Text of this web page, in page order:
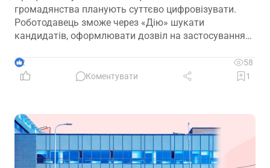
громадянства планують суттєво цифровізувати.
Роботодавець зможе через «Дію» шукати
кандидатів, оформлювати дозвіл на застосування
прийняття на роботу
2
58
Коментувати
1